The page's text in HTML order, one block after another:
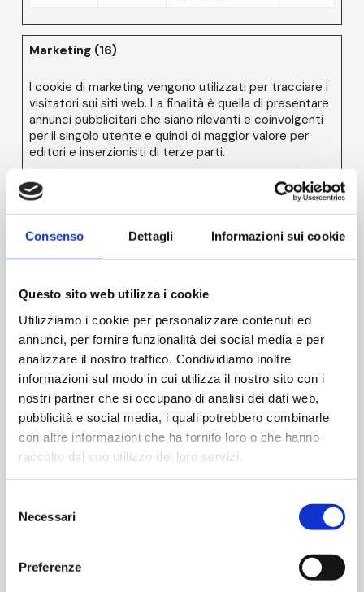
Consenso Dettagli Informazioni sui cookie
Questo sito web utilizza i cookie
Utilizziamo i cookie per personalizzare contenuti ed
annunci, per fornire funzionalità dei social media e per
analizzare il nostro traffico. Condividiamo inoltre
informazioni sul modo in cui utilizza il nostro sito con i
nostri partner che si occupano di analisi dei dati web,
pubblicità e social media, i quali potrebbero combinarle
con altre informazioni che ha fornito loro o che hanno
raccolto dal suo utilizzo dei loro servizi.
delNecessari
Preferenze
Marketing (16)
I cookie di marketing vengono utilizzati per tracciare i
visitatori sui siti web. La finalità è quella di presentare
annunci pubblicitari che siano rilevanti e coinvolgenti
per il singolo utente e quindi di maggior valore per
editori e inserzionisti di terze parti.
di
__Secur
ROLLOUT
_TOKEN
YouTube
Utilizzato per
l'interazione
dell'utente con i
contenuti
incorporati.
__Secur
e-YEC
YouTube
Memorizza le
preferenze del
lettore video
dell'utente usando
Sessi
one
__Secur
180